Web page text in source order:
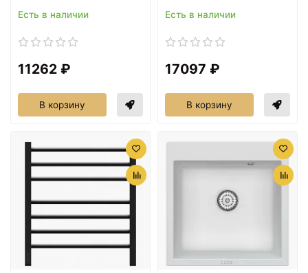
Есть в наличии
11262 ₽
В корзину
Есть в наличии
17097 ₽
В корзину